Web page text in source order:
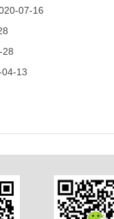
07-16
28
13